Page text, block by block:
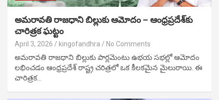
అమరావతి రాజధాని బిల్లుకు ఆమోదం – ఆంధ్రప్రదేశ్‌కు
చారిత్రక ఘట్టం
April 3, 2026 kingofandhra No Comments
అమరావతి రాజధాని బిల్లుకు పార్లమెంటు ఉభయ సభల్లో ఆమోదం
లభించడం ఆంధ్రప్రదేశ్ రాష్ట్ర చరిత్రలో ఒక కీలకమైన మైలురాయి. ఈ
చారిత్రక…